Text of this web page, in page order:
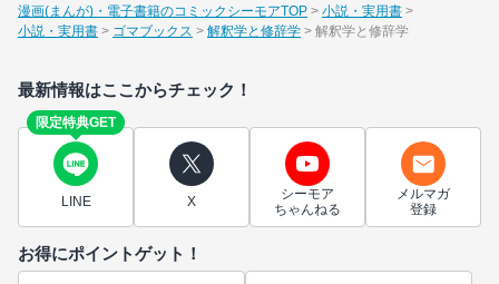
漫画(まんが)・電子書籍のコミックシーモアTOP
小説・実用書
小説・実用書
ゴマブックス 解釈学と修辞学 解釈学と修辞学
最新情報はここからチェック！
限定特典GET
LINE X
シーモア
ちゃんねる
メルマガ
登録
お得にポイントゲット！